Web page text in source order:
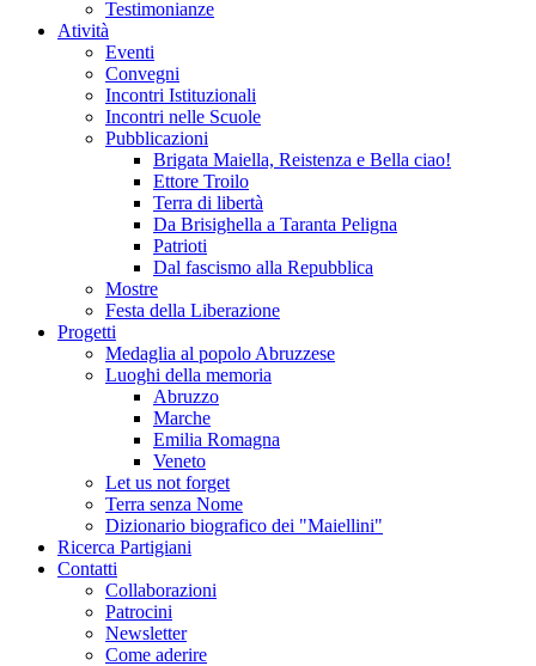
Testimonianze
Atività
Eventi
Convegni
Incontri Istituzionali
Incontri nelle Scuole
Pubblicazioni
Brigata Maiella, Reistenza e Bella ciao!
Ettore Troilo
Terra di libertà
Da Brisighella a Taranta Peligna
Patrioti
Dal fascismo alla Repubblica
Mostre
Festa della Liberazione
Progetti
Medaglia al popolo Abruzzese
Luoghi della memoria
Abruzzo
Marche
Emilia Romagna
Veneto
Let us not forget
Terra senza Nome
Dizionario biografico dei "Maiellini"
Ricerca Partigiani
Contatti
Collaborazioni
Patrocini
Newsletter
Come aderire